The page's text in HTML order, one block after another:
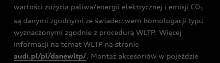
wartości zużycia paliwa/energii elektrycznej i emisji CO2
są danymi zgodnymi ze świadectwem homologacji typu
wyznaczonymi zgodnie z procedurą WLTP. Więcej
informacji na temat WLTP na stronie
audi.pl/pl/danewltp/. Montaż akcesoriów w pojeździe